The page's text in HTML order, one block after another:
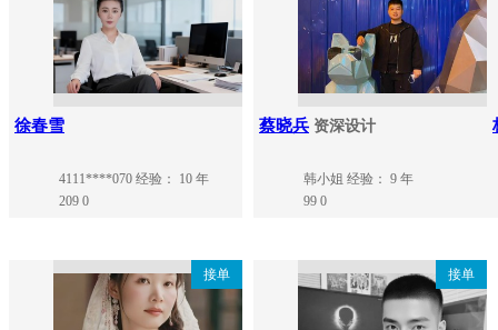
徐春雪
4111****070 经验： 10 年
209 0
蔡晓兵 资深设计
韩小姐 经验： 9 年
99 0
接单 接单